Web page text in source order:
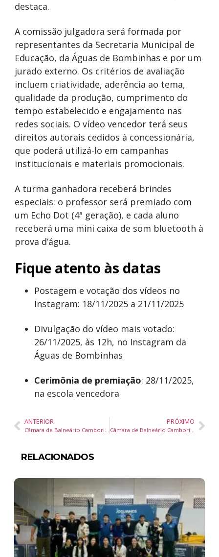
destaca.
A comissão julgadora será formada por
representantes da Secretaria Municipal de
Educação, da Águas de Bombinhas e por um
jurado externo. Os critérios de avaliação
incluem criatividade, aderência ao tema,
qualidade da produção, cumprimento do
tempo estabelecido e engajamento nas
redes sociais. O vídeo vencedor terá seus
direitos autorais cedidos à concessionária,
que poderá utilizá-lo em campanhas
institucionais e materiais promocionais.
A turma ganhadora receberá brindes
especiais: o professor será premiado com
um Echo Dot (4ª geração), e cada aluno
receberá uma mini caixa de som bluetooth à
prova d’água.
Fique atento às datas
Postagem e votação dos vídeos no
Instagram: 18/11/2025 a 21/11/2025
Divulgação do vídeo mais votado:
26/11/2025, às 12h, no Instagram da
Águas de Bombinhas
Cerimônia de premiação: 28/11/2025,
na escola vencedora
ANTERIOR
Câmara de Balneário Camboriú reconhece fibromialgia como deficiência e aprova indenizações para novas áreas de educação
PRÓXIMO
Câmara de Balneário Camboriú premia vencedores do 9º Concurso Estudante Cidadão
RELACIONADOS